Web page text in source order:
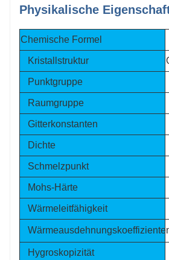
Physikalische
Chemische Formel
Kristallstruktur
Punktgruppe
Raumgruppe
Gitterkonstanten
Dichte
Schmelzpunkt
Mohs-Härte
Wärmeleitfähigkeit
Hygroskopizität